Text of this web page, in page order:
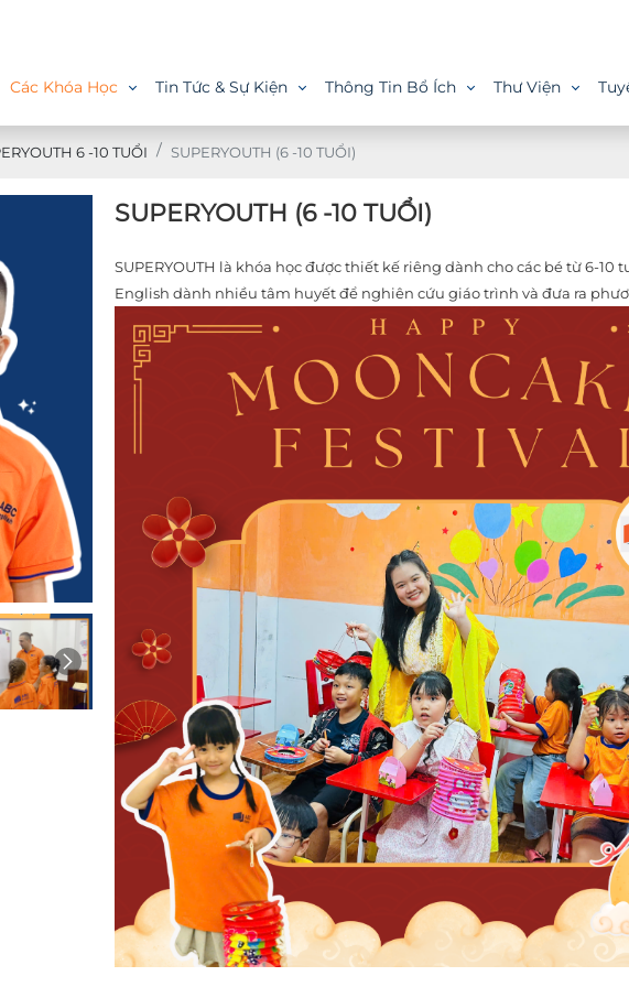
Giới thiệu
Các Khóa Học
Khóa Học
Tin Tức & Sự Kiện
Tin tức & sự kiện
Thông Tin Bổ Ích
Thông tin bổ ích
Thư Viện
Thư viện
𝐂𝐨𝐧 đ𝐚̃ 𝐜𝐨́ 𝐦𝐨̣̂𝐭 𝐦𝐮̀𝐚 𝐡𝐞̀ 𝐭𝐮𝐲𝐞̣̂𝐭 𝐯𝐨̛̀𝐢 𝐭𝐚̣𝐢 𝐀𝐁𝐂 𝐄𝐧𝐠𝐥𝐢𝐬𝐡! 🎉🎉 🏆 Những
gương mặt đầy năng lượng và niềm vui tại buổi Gala tổng
Tuyển dụng
6 -10 TUỔI SUPERYOUTH (6 -10 TUỔI)
SUPERYOUTH (6 -10 TUỔI)
SUPERYOUTH là khóa học được thiết kế riêng dành cho các bé từ 6-
English dành nhiều tâm huyết để nghiên cứu giáo trình và đưa ra